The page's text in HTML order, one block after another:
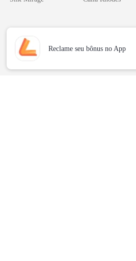
Reclame seu bônus no App